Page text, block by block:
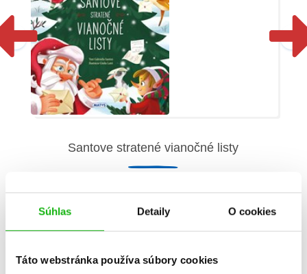
Súhlas Detaily O cookies
Táto webstránka používa súbory cookies
Santove stratené vianočné listy